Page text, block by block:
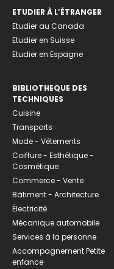
ETUDIER À L’ÉTRANGER
Etudier au Canada
Etudier en Suisse
Etudier en Espagne
BIBLIOTHEQUE DES
TECHNIQUES
Cuisine
Transports
Mode - Vêtements
Coiffure - Esthétique -
Cosmétique
Commerce - Vente
Bâtiment - Architecture
Électricité
Mécanique automobile
Services à la personne
Accompagnement Petite
enfance